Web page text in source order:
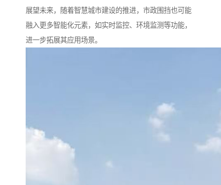
展望未来，随着智慧城市建设的推进，市政围挡也可能
融入更多智能化元素，如实时监控、环境监测等功能，
进一步拓展其应用场景。